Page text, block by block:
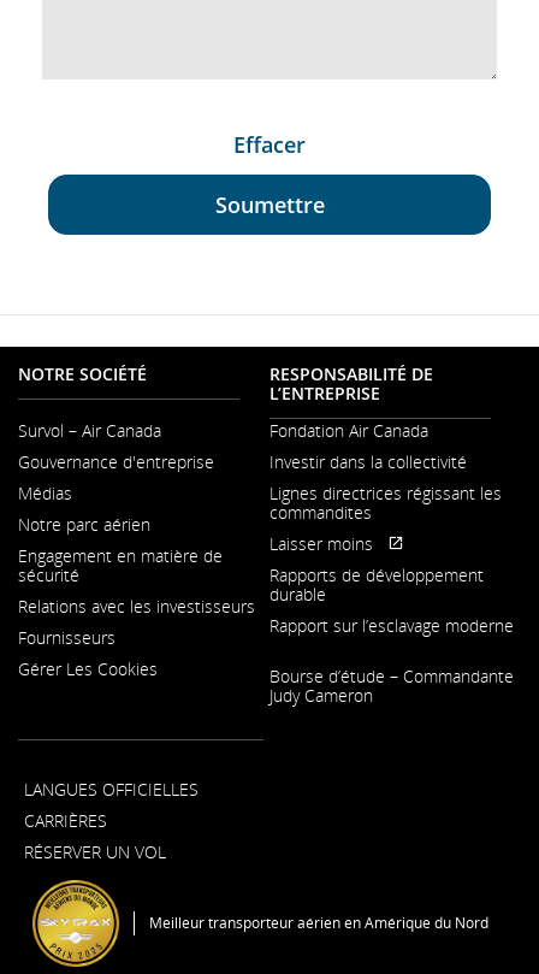
Effacer
Soumettre
NOTRE SOCIÉTÉ
Survol – Air Canada
Gouvernance d'entreprise
Médias
Notre parc aérien
dans
nouvelle
fenêtre
Engagement en matière de
sécurité
Relations avec les investisseurs
Fournisseurs
Gérer Les Cookies
RESPONSABILITÉ DE
L’ENTREPRISE
Fondation Air Canada
dans
une
nouvelle
Investir dans la collectivité
Lignes directrices régissant les
commandites
Laisser moins
dans
nouvelle
fenêtre
Web
qui
pourrait
pas
Rapports de développement
durable
Rapport sur l’esclavage moderne
dans
une
Bourse d’étude – Commandante
Judy Cameron
LANGUES OFFICIELLES
CARRIÈRES
RÉSERVER UN VOL
Meilleur transporteur aérien en Amérique du Nord